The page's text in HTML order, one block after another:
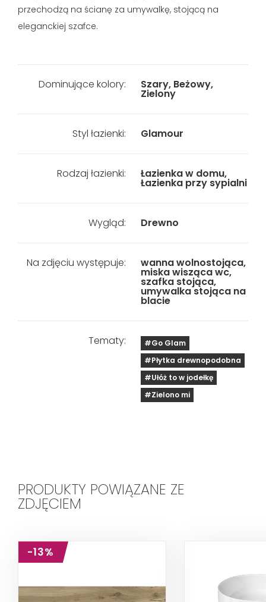
przechodzą na ścianę za umywalkę, stojącą na
eleganckiej szafce.
Dominujące kolory: Szary, Beżowy,
Zielony
Styl łazienki: Glamour
Rodzaj łazienki: Łazienka w domu,
Łazienka przy sypialni
Wygląd: Drewno
Na zdjęciu występuje: wanna wolnostojąca,
miska wisząca wc,
szafka stojąca,
umywalka stojąca na
blacie
Tematy:
#Go Glam
#Płytka drewnopodobna
#Ułóż to w jodełkę
#Zielono mi
PRODUKTY POWIĄZANE ZE
ZDJĘCIEM
-13%